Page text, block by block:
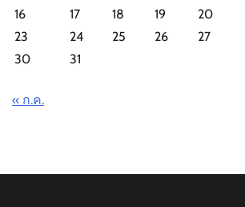
16
17 18 19 20
23
24 25 26 27
30
31
« ก.ค.